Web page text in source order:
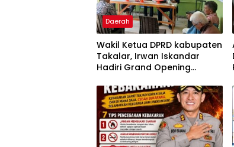
Daerah
Wakil Ketua DPRD kabupaten
Takalar, Irwan Iskandar
Hadiri Grand Opening
Takalar, Melayani Terapis
Gratis untuk Pasien Dhuafa
dan umum.